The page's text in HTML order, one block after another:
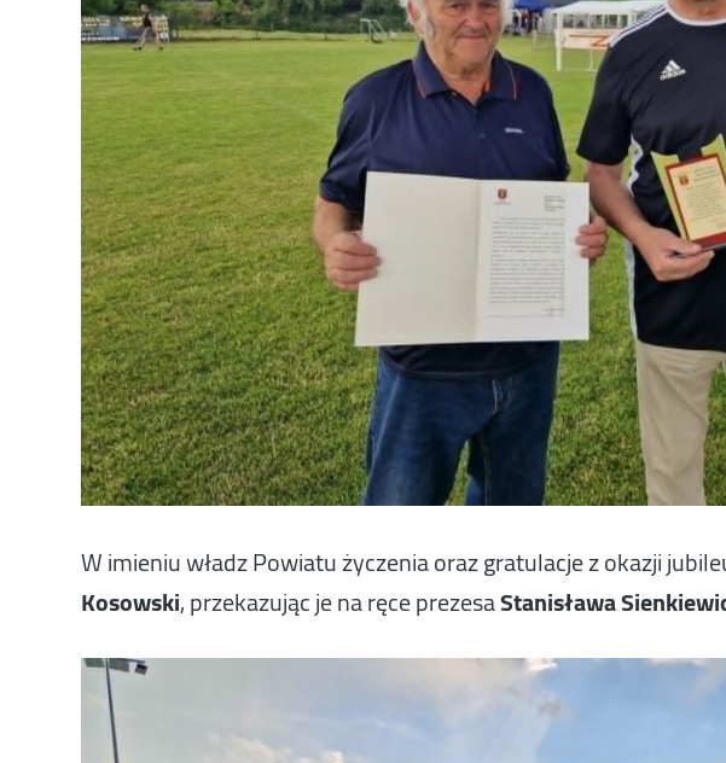
W imieniu władz Powiatu życzenia oraz gratulacje z okazji
Kosowski, przekazując je na ręce prezesaStanisława